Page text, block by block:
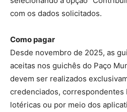
com os dados solicitados.
Como pagar
Desde novembro de 2025, as
aceitas nos guichês do Paço
devem ser realizados
credenciados, correspondentes
lotéricas ou por meio dos